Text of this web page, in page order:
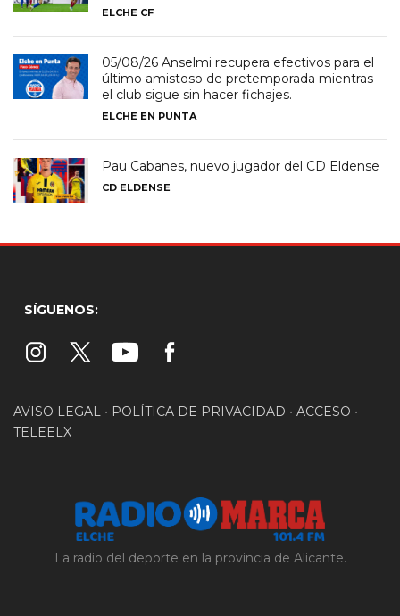
ELCHE CF
05/08/26 Anselmi recupera efectivos para el
último amistoso de pretemporada mientras
el club sigue sin hacer fichajes.
ELCHE EN PUNTA
Pau Cabanes, nuevo jugador del CD Eldense
CD ELDENSE
SÍGUENOS:
AVISO LEGAL • POLÍTICA DE PRIVACIDAD • ACCESO •
TELEELX
La radio del deporte en la provincia de Alicante.